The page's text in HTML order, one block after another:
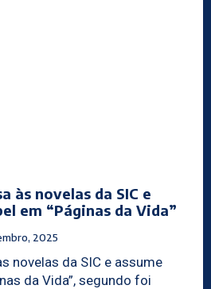
às novelas da SIC e
em “Páginas da Vida”
2025
novelas da SIC e assume
da Vida”, segundo foi